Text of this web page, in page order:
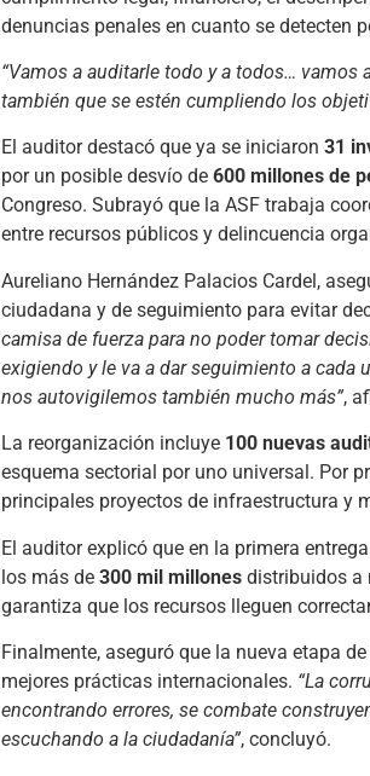
denuncias penales en cuanto se detecten
“Vamos a auditarle todo y a todos…
también que se estén cumpliendo los
El auditor destacó que ya se iniciaron 31
por un posible desvío de 600 millones de
Congreso. Subrayó que la ASF trabaja
entre recursos públicos y delincuencia
Aureliano Hernández Palacios Cardel,
ciudadana y de seguimiento para evitar
camisa de fuerza para no poder tomar
exigiendo y le va a dar seguimiento a cada
nos autovigilemos también mucho más”,
La reorganización incluye 100 nuevas
esquema sectorial por uno universal. Por
principales proyectos de infraestructura y
El auditor explicó que en la primera
los más de 300 mil millones distribuidos a
garantiza que los recursos lleguen
Finalmente, aseguró que la nueva etapa
mejores prácticas internacionales. “La
encontrando errores, se combate
escuchando a la ciudadanía”, concluyó.